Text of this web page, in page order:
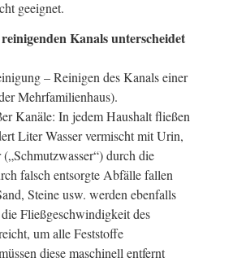
geeignet.
Kanals unterscheidet
– Reinigen des Kanals einer
Mehrfamilienhaus).
Kanäle: In jedem Haushalt fließen
Liter Wasser vermischt mit Urin,
durch die
falsch entsorgte Abfälle fallen
Steine usw. werden ebenfalls
Fließgeschwindigkeit des
um alle Feststoffe
diese maschinell entfernt